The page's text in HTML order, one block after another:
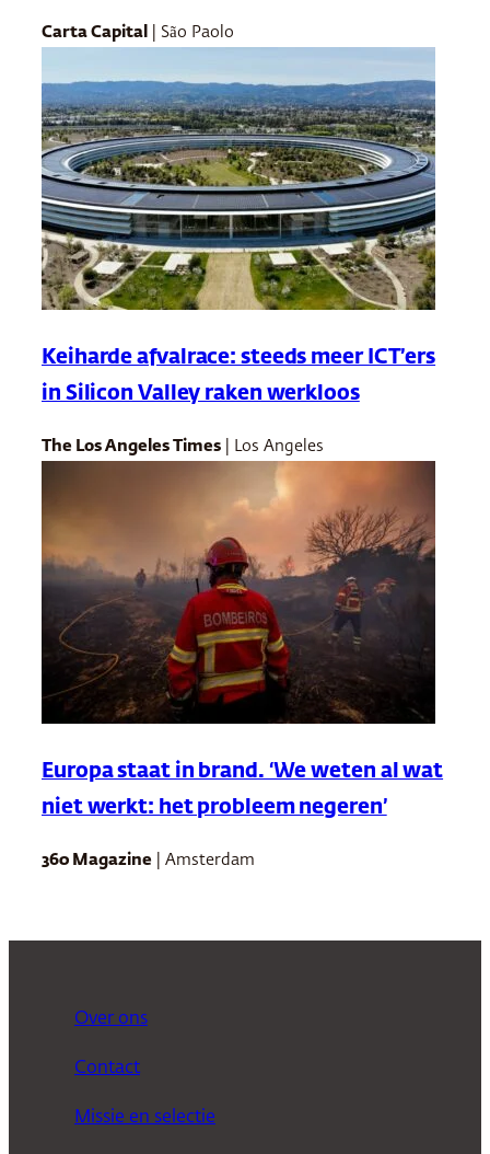
Carta Capital | São Paolo
Keiharde afvalrace: steeds meer ICT’ers
in Silicon Valley raken werkloos
The Los Angeles Times | Los Angeles
Europa staat in brand. ‘We weten al wat
niet werkt: het probleem negeren’
360 Magazine | Amsterdam
Over ons
Contact
Missie en selectie